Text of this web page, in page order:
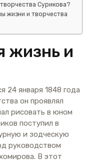
Сурикова?
жизни и творчества
жизнь и
24 января 1848 года
он проявлял
рисовать в юном
поступил в
и зодческую
руководством
В этот